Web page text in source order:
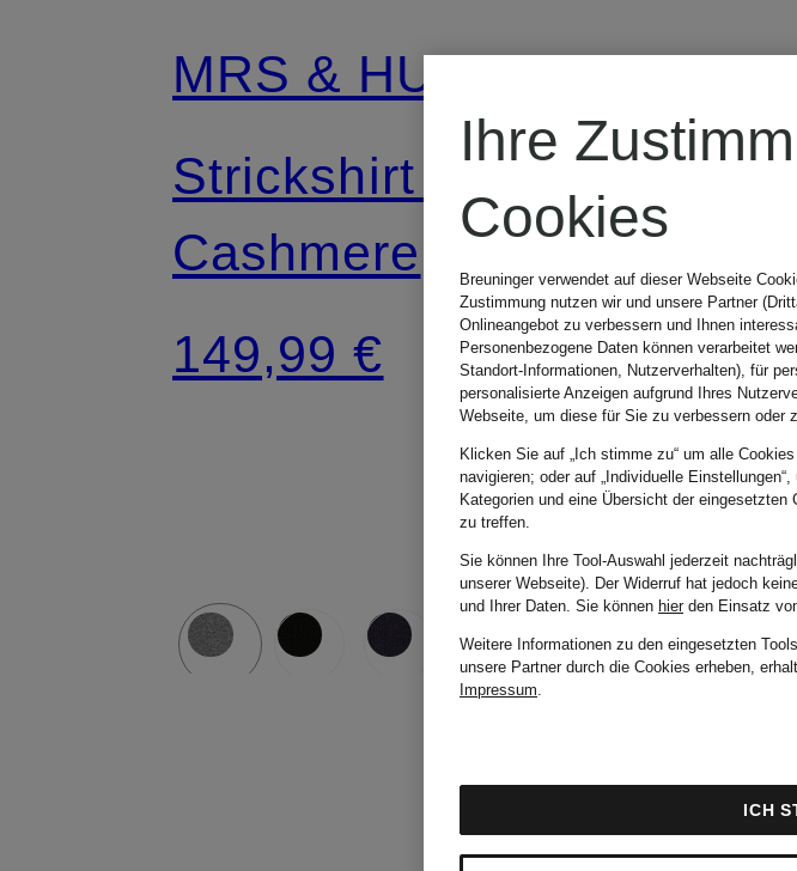
MRS & HUGS
Strickshirt aus
Cashmere
149,99 €
MRS
Ihre
Cookies
Breuninger verwendet auf dieser Webseite
Zustimmung nutzen wir und unsere Partner
Onlineangebot zu verbessern und Ihnen
Personenbezogene Daten können verarbeitet
Standort-Informationen, Nutzerverhalten), für
personalisierte Anzeigen aufgrund Ihres
Webseite, um diese für Sie zu verbessern oder
Klicken Sie auf „Ich stimme zu“ um alle
navigieren; oder auf „Individuelle
Kategorien und eine Übersicht der
zu treffen.
Sie können Ihre Tool-Auswahl jederzeit
unserer Webseite). Der Widerruf hat jedoch
und Ihrer Daten. Sie können hierden Einsatz
Weitere Informationen zu den eingesetzten
unsere Partner durch die Cookies erheben,
Impressum.
ICH